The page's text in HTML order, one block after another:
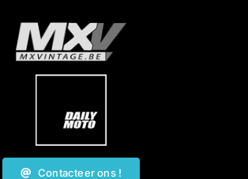
Contacteer ons !